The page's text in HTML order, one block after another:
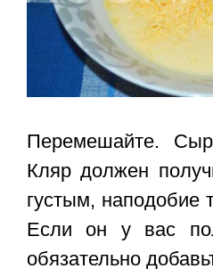
Перемешайте.
Кляр должен
густым, наподобие
Если он у вас
обязательно